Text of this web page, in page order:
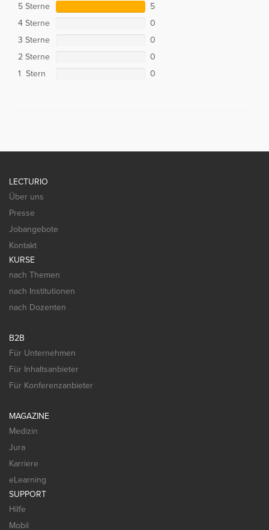
5 Sterne
5
4 Sterne
0
3 Sterne
0
2 Sterne
0
1 Stern
0
LECTURIO
Über uns
Presse
Jobangebote
Kontakt
KURSE
nach Themen
nach Institutionen
nach Dozenten
B2B
Für Unternehmen
Für Inhaltsanbieter
Für Konferenzanbieter
MAGAZINE
Medizin
Jura
Karriere
eLearning
SUPPORT
Hilfe
Mobil